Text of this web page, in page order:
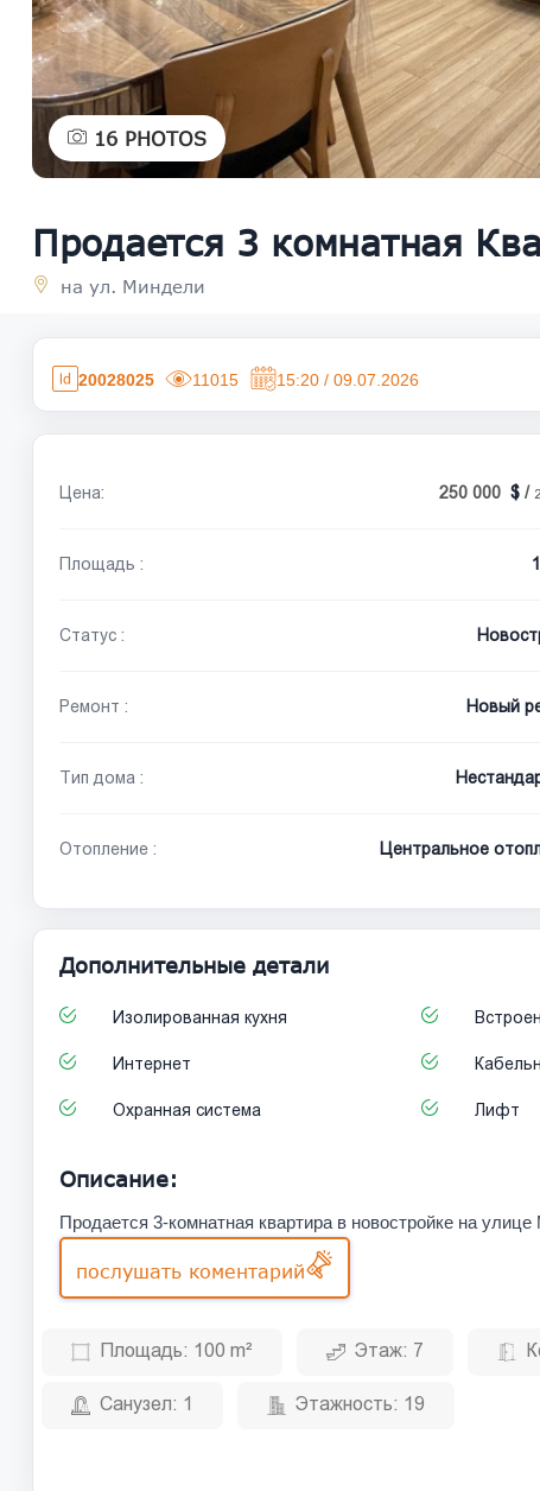
16 PHOTOS
Продается 3 комнатная
на ул. Миндели
20028025 11015 15:20 / 09.07.2026
Цена: 250 000 /
Площадь :
Статус :
Ремонт : Новый
Тип дома :
Отопление : Центральное
Дополнительные детали
Изолированная кухня
Интернет
Охранная система Лифт
Описание:
Продается 3-комнатная квартира в новостройке на
послушать коментарий
Площадь: 100 m² Этаж: 7
Санузел: 1 Этажность: 19